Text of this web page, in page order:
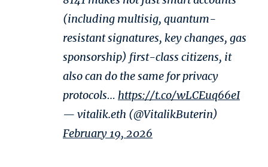
(including multisig, quantum-
resistant signatures, key changes, gas
sponsorship) first-class citizens, it
also can do the same for privacy
protocols… https://t.co/wLCEuq66eI
— vitalik.eth (@VitalikButerin)
February 19, 2026